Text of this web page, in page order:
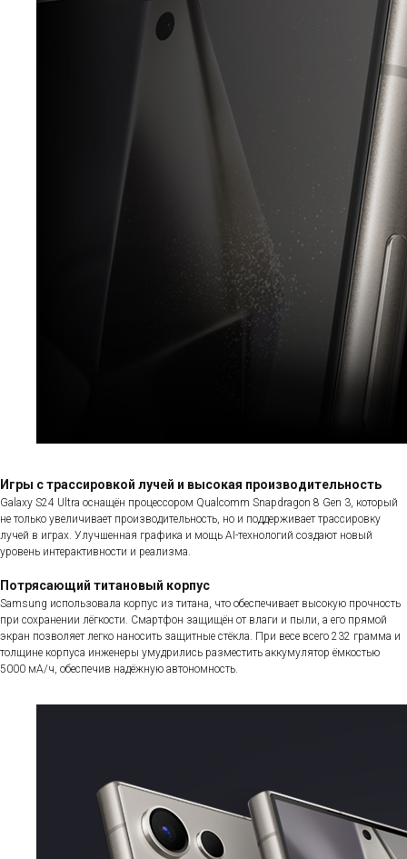
Игры с трассировкой лучей и высокая производительность
Galaxy S24 Ultra оснащён процессором Qualcomm Snapdragon 8 Gen 3, который
не только увеличивает производительность, но и поддерживает трассировку
лучей в играх. Улучшенная графика и мощь AI-технологий создают новый
уровень интерактивности и реализма.
Потрясающий титановый корпус
Samsung использовала корпус из титана, что обеспечивает высокую прочность
при сохранении лёгкости. Смартфон защищён от влаги и пыли, а его прямой
экран позволяет легко наносить защитные стёкла. При весе всего 232 грамма и
толщине корпуса инженеры умудрились разместить аккумулятор ёмкостью
5000 мА/ч, обеспечив надёжную автономность.